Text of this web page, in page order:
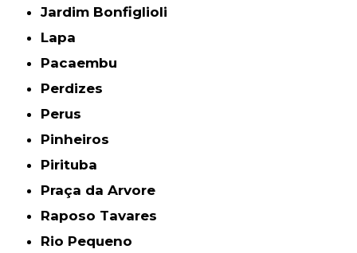
Jardim Bonfiglioli
Lapa
Pacaembu
Perdizes
Perus
Pinheiros
Pirituba
Praça da Arvore
Raposo Tavares
Rio Pequeno